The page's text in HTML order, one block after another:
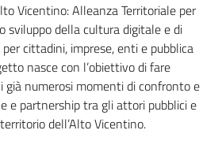
Vicentino: Alleanza Territoriale per
sviluppo della cultura digitale e di
cittadini, imprese, enti e pubblica
nasce con l’obiettivo di fare
già numerosi momenti di confronto e
e partnership tra gli attori pubblici e
dell’Alto Vicentino.